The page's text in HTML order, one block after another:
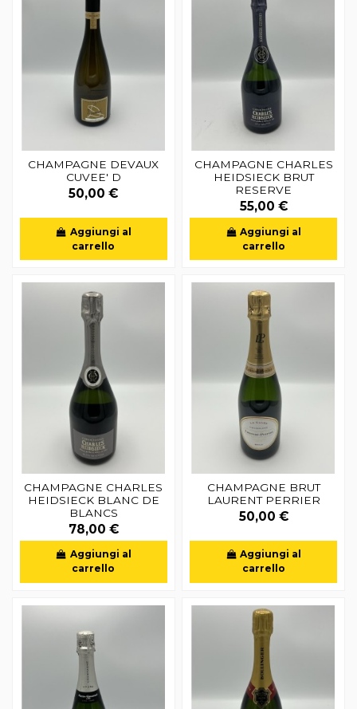
CHAMPAGNE DEVAUX
CUVEE' D
50,00 €
Aggiungi al
carrello
CHAMPAGNE CHARLES
HEIDSIECK BRUT
RESERVE
55,00 €
Aggiungi al
carrello
CHAMPAGNE CHARLES
HEIDSIECK BLANC DE
BLANCS
78,00 €
Aggiungi al
carrello
CHAMPAGNE BRUT
LAURENT PERRIER
50,00 €
Aggiungi al
carrello